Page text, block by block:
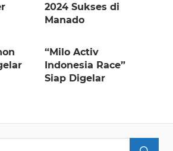
2024 Sukses di
Manado
“Milo Activ
Indonesia Race”
Siap Digelar